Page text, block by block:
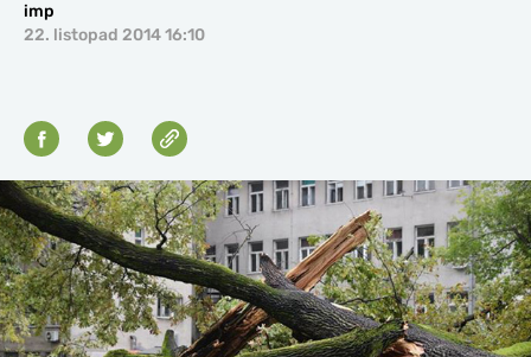
imp
22. listopad 2014 16:10